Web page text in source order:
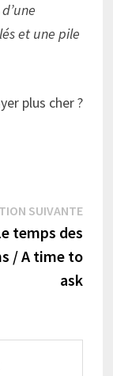
et une pile
plus cher ?
:
SUIVANTE
temps des
/ A time to
ask